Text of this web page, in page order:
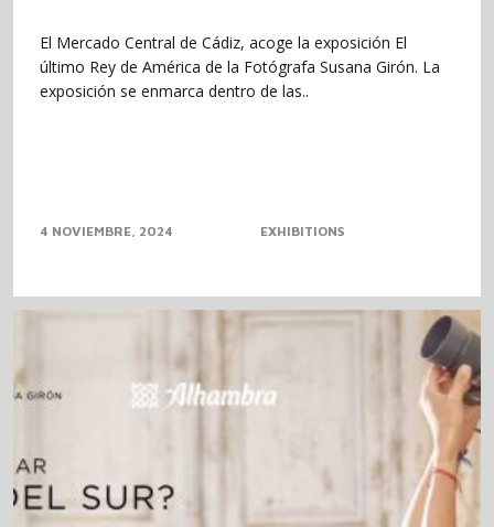
El Mercado Central de Cádiz, acoge la exposición El
último Rey de América de la Fotógrafa Susana Girón. La
exposición se enmarca dentro de las..
4 NOVIEMBRE, 2024 EXHIBITIONS